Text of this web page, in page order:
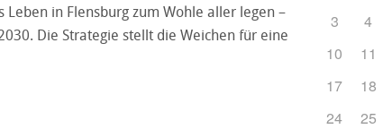
in Flensburg zum Wohle aller legen –
Die Strategie stellt die Weichen für eine
3
4
10
11
17
18
24
25